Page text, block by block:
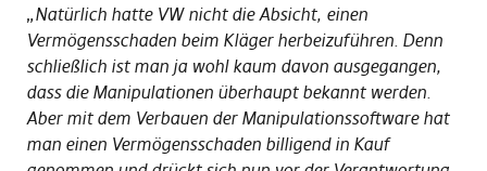
„Natürlich hatte VW nicht die Absicht, einen
Vermögensschaden beim Kläger herbeizuführen. Denn
schließlich ist man ja wohl kaum davon ausgegangen,
dass die Manipulationen überhaupt bekannt werden.
Aber mit dem Verbauen der Manipulationssoftware hat
man einen Vermögensschaden billigend in Kauf